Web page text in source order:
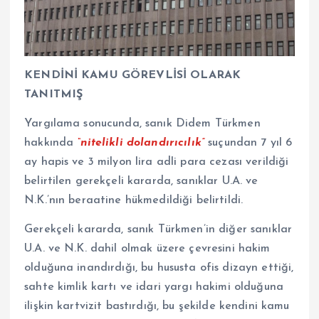
KENDİNİ KAMU GÖREVLİSİ OLARAK
TANITMIŞ
Yargılama sonucunda, sanık Didem Türkmen
hakkında “nitelikli dolandırıcılık”suçundan 7 yıl 6
ay hapis ve 3 milyon lira adli para cezası verildiği
belirtilen gerekçeli kararda, sanıklar U.A. ve
N.K.’nın beraatine hükmedildiği belirtildi.
Gerekçeli kararda, sanık Türkmen’in diğer sanıklar
U.A. ve N.K. dahil olmak üzere çevresini hakim
olduğuna inandırdığı, bu hususta ofis dizayn ettiği,
sahte kimlik kartı ve idari yargı hakimi olduğuna
ilişkin kartvizit bastırdığı, bu şekilde kendini kamu